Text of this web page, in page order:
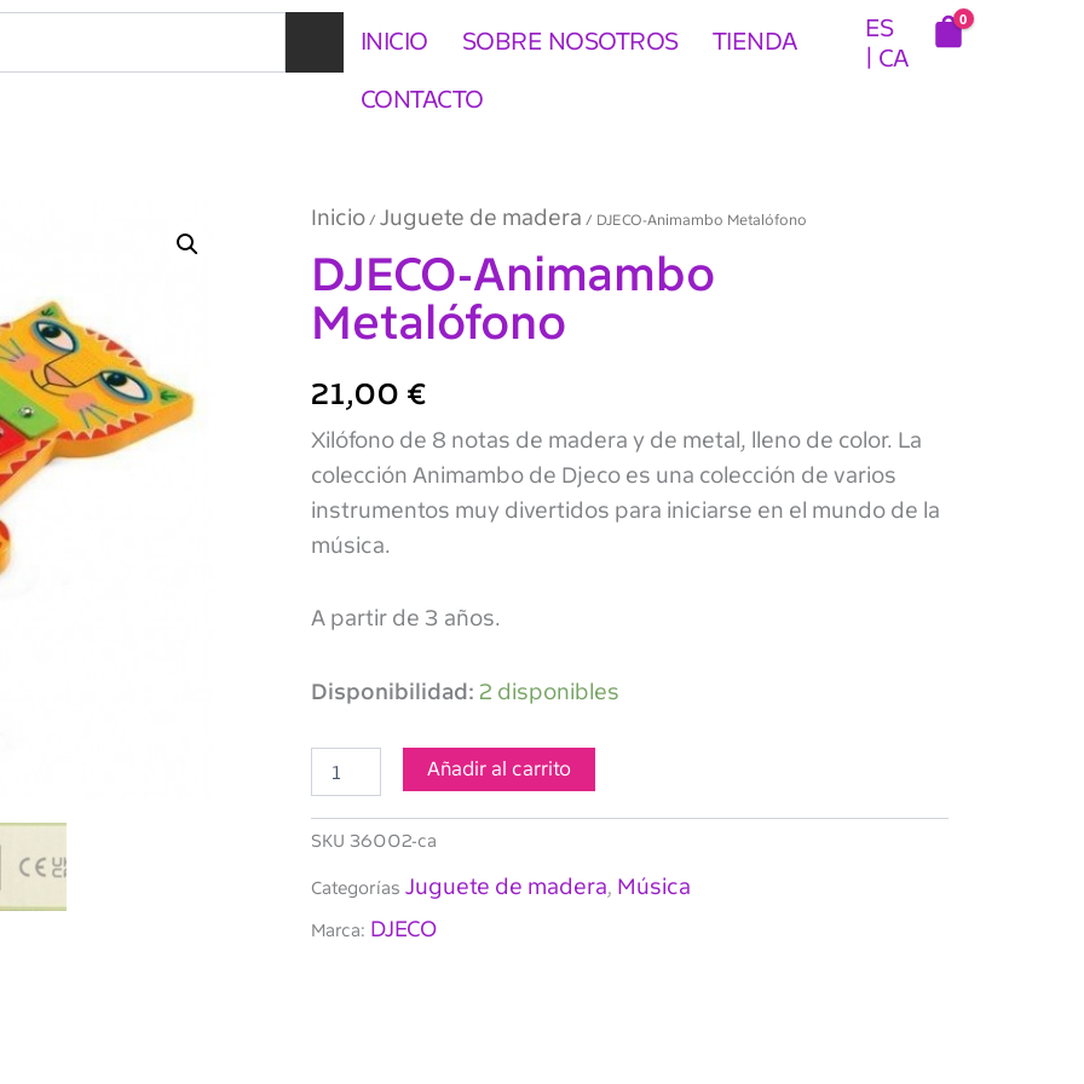
INICIO SOBRE NOSOTROS
TIENDA
CONTACTO
ES
CA
0
Inicio/ Juguete de madera / DJECO-Animambo Metalófono
DJECO-Animambo
Metalófono
21,00 €
Xilófono de 8 notas de madera y de metal, lleno de color. La
colección Animambo de Djeco es una colección de varios
instrumentos muy divertidos para iniciarse en el mundo de la
música.
A partir de 3 años.
Disponibilidad: 2 disponibles
DJECO-
Animambo
Añadir al carrito
SKU 36002-ca
Categorías Juguete de madera, Música
Marca: DJECO